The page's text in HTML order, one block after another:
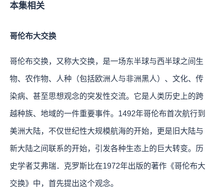
本集相关
哥伦布大交换
哥伦布交换，又称大交换，是一场东半球与西半球之间生
物、农作物、人种（包括欧洲人与非洲黑人）、文化、传
染病、甚至思想观念的突发性交流。它是人类历史上的跨
越种族、地域的一件重要事件。1492年哥伦布首次航行到
美洲大陆，不仅世纪性大规模航海的开始，更是旧大陆与
新大陆之间联系的开始，引发各种生态上的巨大转变。历
史学者艾弗瑞．克罗斯比在1972年出版的著作《哥伦布大
交换》中，首先提出这个观念。